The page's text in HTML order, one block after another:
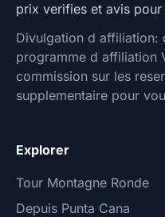
prix verifies et avis
Divulgation d affiliation:
programme d affiliation
commission sur les
supplementaire pour
Explorer
Tour Montagne Ronde
Depuis Punta Cana